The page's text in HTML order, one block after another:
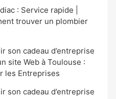
: Service rapide |
trouver un plombier
son cadeau d’entreprise
site Web à Toulouse :
les Entreprises
son cadeau d’entreprise